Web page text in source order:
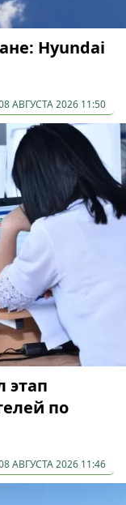
Hyundai
АВГУСТА 2026 11:50
этап
по
АВГУСТА 2026 11:46